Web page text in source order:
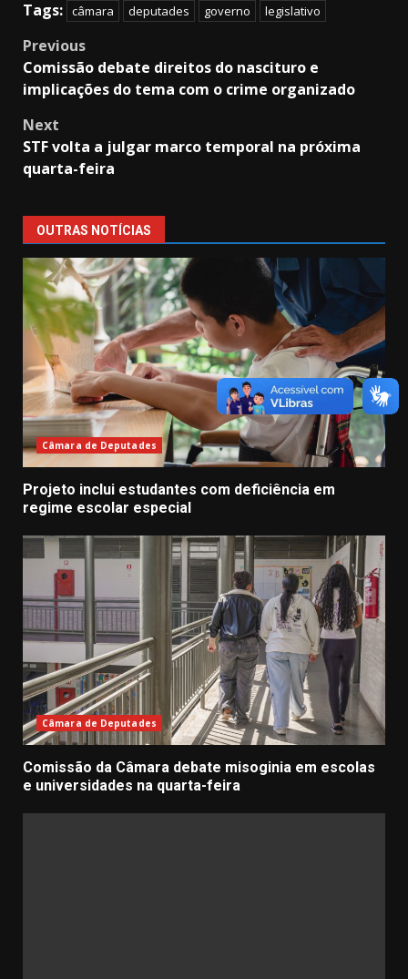
Tags: câmara deputades governo legislativo
Post
navigation
Previous
Comissão debate direitos do nascituro e
implicações do tema com o crime organizado
Next
STF volta a julgar marco temporal na próxima
quarta-feira
OUTRAS NOTÍCIAS
Câmara de Deputades
Projeto inclui estudantes com deficiência em
regime escolar especial
Câmara de Deputades
Comissão da Câmara debate misoginia em escolas
e universidades na quarta-feira